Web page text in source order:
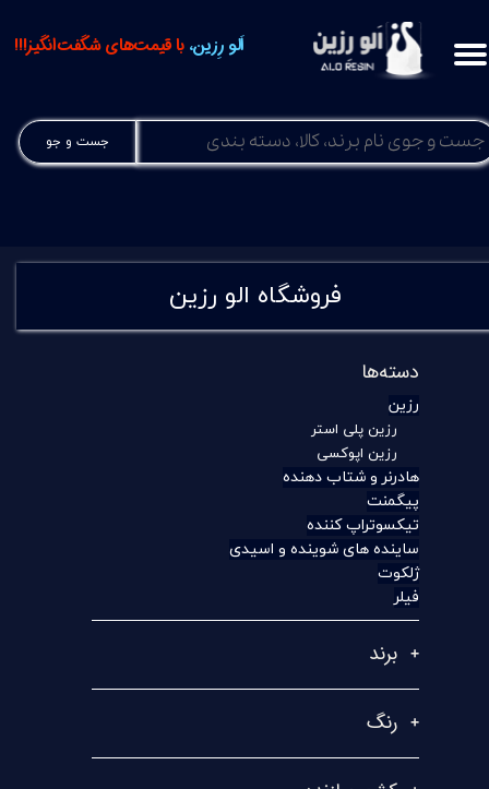
جست و جو
اَلو رِزین، با قیمت‌های شگفت‌انگیز!!!
فروشگاه الو رزین
دسته‌ها
رزین
رزین پلی استر
رزین اپوکسی
هادرنر و شتاب دهنده
پیگمنت
تیکسوتراپ کننده
ساینده های شوینده و اسیدی
ژلکوت
فیلر
برند
رنگ